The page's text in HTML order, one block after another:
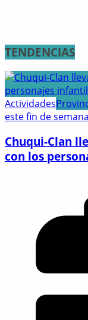
TENDENCIAS
Actividades
este fin de semana
Chuqui-Clan
con los